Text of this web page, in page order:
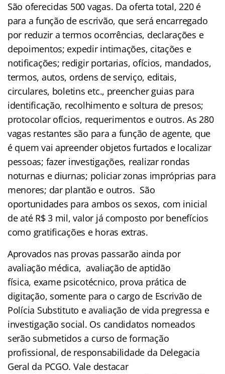
São oferecidas 500 vagas. Da oferta total, 220 é
para a função de escrivão, que será encarregado
por reduzir a termos ocorrências, declarações e
depoimentos; expedir intimações, citações e
notificações; redigir portarias, ofícios, mandados,
termos, autos, ordens de serviço, editais,
circulares, boletins etc., preencher guias para
identificação, recolhimento e soltura de presos;
protocolar ofícios, requerimentos e outros. As 280
vagas restantes são para a função de agente, que
é quem vai apreender objetos furtados e localizar
pessoas; fazer investigações, realizar rondas
noturnas e diurnas; policiar zonas impróprias para
menores; dar plantão e outros. São
oportunidades para ambos os sexos, com inicial
de até R$ 3 mil, valor já composto por benefícios
como gratificações e horas extras.
Aprovados nas provas passarão ainda por
avaliação médica, avaliação de aptidão
física, exame psicotécnico, prova prática de
digitação, somente para o cargo de Escrivão de
Polícia Substituto e avaliação de vida pregressa e
investigação social. Os candidatos nomeados
serão submetidos a curso de formação
profissional, de responsabilidade da Delegacia
Geral da PCGO. Vale destacar